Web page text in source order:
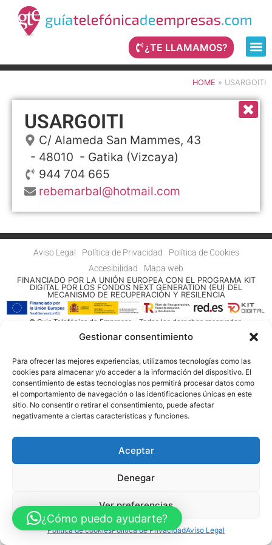
Gestionar consentimiento
Para ofrecer las mejores experiencias, utilizamos tecnologías como las
cookies para almacenar y/o acceder a la información del dispositivo. El
consentimiento de estas tecnologías nos permitirá procesar datos como
el comportamiento de navegación o las identificaciones únicas en este
sitio. No consentir o retirar el consentimiento, puede afectar
negativamente a ciertas características y funciones.
Aceptar
Denegar
Ver preferencias
Política de cookiesPolítica de PrivacidadAviso Legal
¿TE LLAMAMOS?
HOME » USARGOITI
USARGOITI
C/ Alameda San Mammes, 43
- 48010 - Gatika (Vizcaya)
944 704 665
rebemarbal@hotmail.com
Aviso Legal Política de Privacidad
Política de Cookies
Accesibilidad
Mapa web
FINANCIADO POR LA UNIÓN EUROPEA CON EL PROGRAMA KIT
DIGITAL POR LOS FONDOS NEXT GENERATION (EU) DEL
MECANISMO DE RECUPERACIÓN Y RESILENCIA
© Guia Telefónica de Empresas – Todos los derechos reservados.
¿Cómo puedo ayudarte?